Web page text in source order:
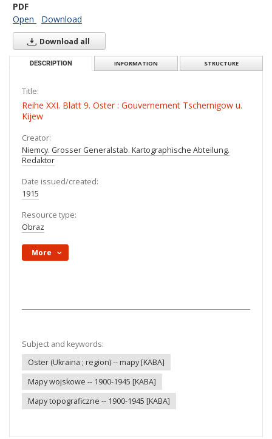
PDF
Open
Download
Download all
DESCRIPTION INFORMATION STRUCTURE
Title:
Reihe XXI. Blatt 9. Oster : Gouvernement Tschernigow u.
Kijew
Creator:
Niemcy. Grosser Generalstab. Kartographische Abteilung.
Redaktor
Date issued/created:
1915
Resource type:
Obraz
More
Subject and keywords:
Oster (Ukraina ; region) -- mapy [KABA]
Mapy wojskowe -- 1900-1945 [KABA]
Mapy topograficzne -- 1900-1945 [KABA]